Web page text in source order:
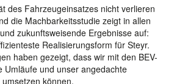
des Fahrzeugeinsatzes nicht verlieren
die Machbarkeitsstudie zeigt in allen
zukunftsweisende Ergebnisse auf:
Realisierungsform für Steyr.
haben gezeigt, dass wir mit den BEV-
Umläufe und unser angedachte
können.